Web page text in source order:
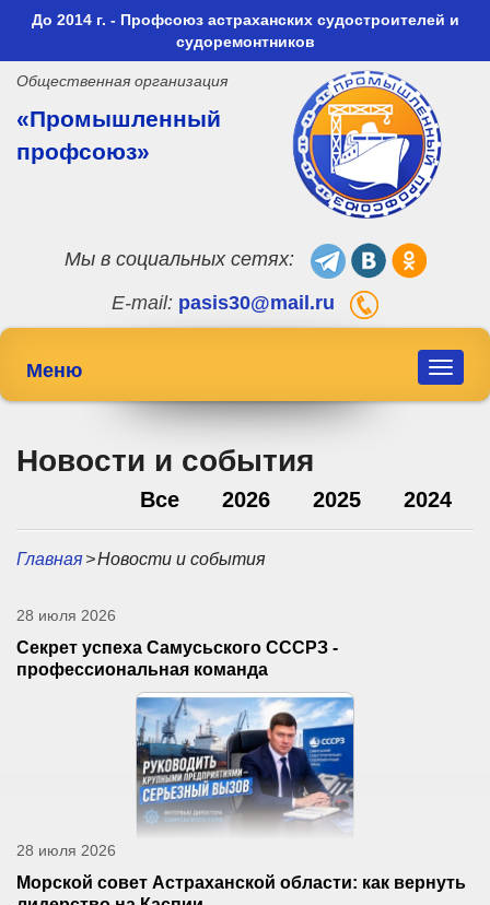
До 2014 г. - Профсоюз астраханских судостроителей и
судоремонтников
Общественная организация
«Промышленный
профсоюз»
Мы в социальных сетях:
E-mail: pasis30@mail.ru
Toggle
Меню
Новости и события
Все 2026 2025 2024
Главная>Новости и события
28 июля 2026
Секрет успеха Самусьского СССРЗ -
профессиональная команда
28 июля 2026
Морской совет Астраханской области: как вернуть